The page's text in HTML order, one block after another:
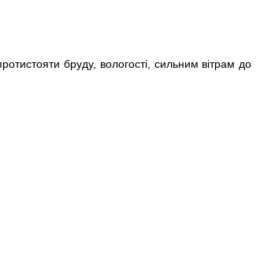
бруду, вологості, сильним вітрам до